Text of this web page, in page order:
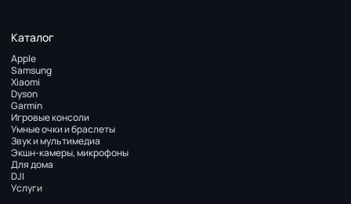
Каталог
Apple
Samsung
Xiaomi
Dyson
Garmin
Игровые консоли
Умные очки и браслеты
Звук и мультимедиа
Экшн-камеры, микрофоны
Для дома
DJI
Услуги